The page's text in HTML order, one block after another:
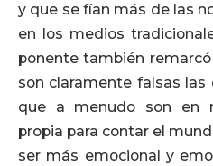
y que se fían más de las
en los medios
ponente también
son claramente falsas
que a menudo son en
propia para contar el
ser más emocional y